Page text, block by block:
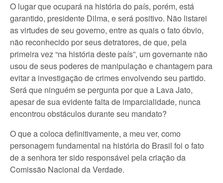
O lugar que ocupará na história do país, porém, está
garantido, presidente Dilma, e será positivo. Não listarei
as virtudes de seu governo, entre as quais o fato óbvio,
não reconhecido por seus detratores, de que, pela
primeira vez “na história deste país”, um governante não
usou de seus poderes de manipulação e chantagem para
evitar a investigação de crimes envolvendo seu partido.
Será que ninguém se pergunta por que a Lava Jato,
apesar de sua evidente falta de imparcialidade, nunca
encontrou obstáculos durante seu mandato?
O que a coloca definitivamente, a meu ver, como
personagem fundamental na história do Brasil foi o fato
de a senhora ter sido responsável pela criação da
Comissão Nacional da Verdade.